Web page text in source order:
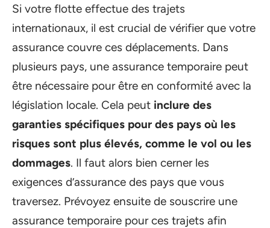
Si votre flotte effectue des trajets
internationaux, il est crucial de vérifier que votre
assurance couvre ces déplacements. Dans
plusieurs pays, une assurance temporaire peut
être nécessaire pour être en conformité avec la
législation locale. Cela peut inclure des
garanties spécifiques pour des pays où les
risques sont plus élevés, comme le vol ou les
dommages. Il faut alors bien cerner les
exigences d’assurance des pays que vous
traversez. Prévoyez ensuite de souscrire une
assurance temporaire pour ces trajets afin